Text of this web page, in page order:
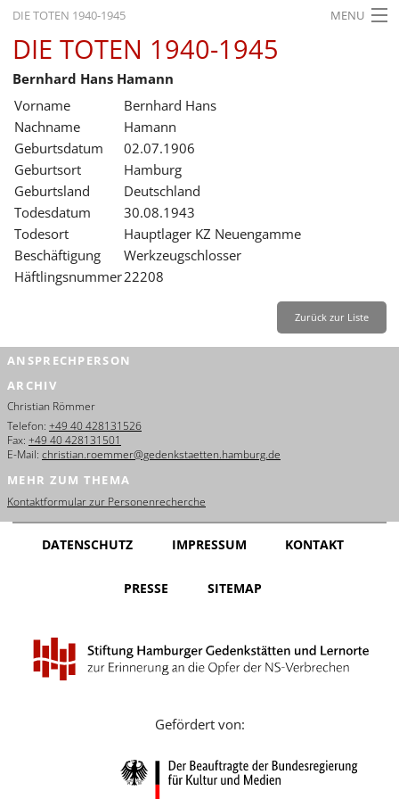
DIE TOTEN 1940-1945 MENU
STARTSEITE
AKTUELLES
AUSSTELLUNGEN
GESCHICHTE
BILDUNG
FORSCHUNG
SERVICE
Français
Dansk
Español
Nederlands
Português
Русский
Leichte Sprache
DIE TOTEN 1940-1945
Bernhard Hans Hamann
Vorname
Bernhard Hans
Nachname
Hamann
Geburtsdatum
02.07.1906
Geburtsort
Hamburg
Geburtsland
Deutschland
Todesdatum
30.08.1943
Todesort
Hauptlager KZ Neuengamme
Beschäftigung
Werkzeugschlosser
Häftlingsnummer22208
Zurück zur Liste
ANSPRECHPERSON
ARCHIV
Christian Römmer
Telefon: +49 40 428131526
Fax: +49 40 428131501
E-Mail: christian.roemmer@gedenkstaetten.hamburg.de
MEHR ZUM THEMA
Kontaktformular zur Personenrecherche
DATENSCHUTZ IMPRESSUM KONTAKT
PRESSE SITEMAP
Gefördert von: